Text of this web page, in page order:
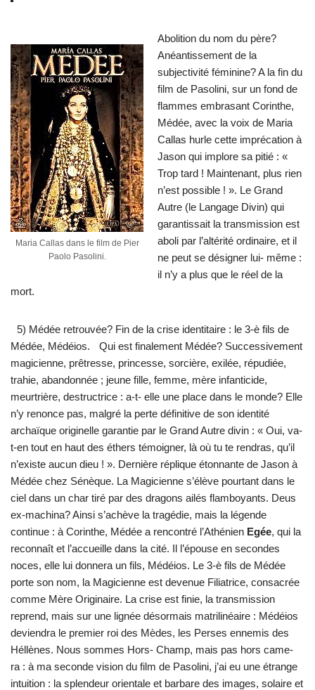
Maria Callas dans le film de Pier
Paolo Pasolini.
Abolition du nom du père?
Anéantissement de la
subjectivité féminine? A la fin du
film de Pasolini, sur un fond de
flammes embrasant Corinthe,
Médée, avec la voix de Maria
Callas hurle cette imprécation à
Jason qui implore sa pitié : «
Trop tard ! Maintenant, plus rien
n’est possible ! ». Le Grand
Autre (le Langage Divin) qui
garantissait la transmission est
aboli par l’altérité ordinaire, et il
ne peut se désigner lui- même :
il n’y a plus que le réel de la
mort.
5) Médée retrouvée? Fin de la crise identitaire : le 3-è fils de
Médée, Médéios. Qui est finalement Médée? Successivement
magicienne, prêtresse, princesse, sorcière, exilée, répudiée,
trahie, abandonnée ; jeune fille, femme, mère infanticide,
meurtrière, destructrice : a-t- elle une place dans le monde? Elle
n’y renonce pas, malgré la perte définitive de son identité
archaïque originelle garantie par le Grand Autre divin : « Oui, va-
t-en tout en haut des éthers témoigner, là où tu te rendras, qu’il
n’existe aucun dieu ! ». Dernière réplique étonnante de Jason à
Médée chez Sénèque. La Magicienne s’élève pourtant dans le
ciel dans un char tiré par des dragons ailés flamboyants. Deus
ex-machina? Ainsi s’achève la tragédie, mais la légende
continue : à Corinthe, Médée a rencontré l’Athénien Egée, qui la
reconnaît et l’accueille dans la cité. Il l’épouse en secondes
noces, elle lui donnera un fils, Médéios. Le 3-è fils de Médée
porte son nom, la Magicienne est devenue Filiatrice, consacrée
comme Mère Originaire. La crise est finie, la transmission
reprend, mais sur une lignée désormais matrilinéaire : Médéios
deviendra le premier roi des Mèdes, les Perses ennemis des
Héllènes. Nous sommes Hors- Champ, mais pas hors came-
ra : à ma seconde vision du film de Pasolini, j’ai eu une étrange
intuition : la splendeur orientale et barbare des images, solaire et